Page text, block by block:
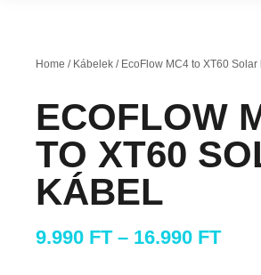
Home / Kábelek / EcoFlow MC4 to XT60 Solar
ECOFLOW
TO XT60
KÁBEL
9.990 FT– 16.990 FT